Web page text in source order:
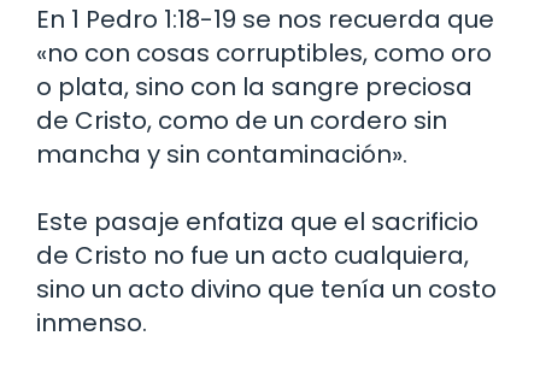
En 1 Pedro 1:18-19 se nos recuerda que
«no con cosas corruptibles, como oro
o plata, sino con la sangre preciosa
de Cristo, como de un cordero sin
mancha y sin contaminación».
Este pasaje enfatiza que el sacrificio
de Cristo no fue un acto cualquiera,
sino un acto divino que tenía un costo
inmenso.